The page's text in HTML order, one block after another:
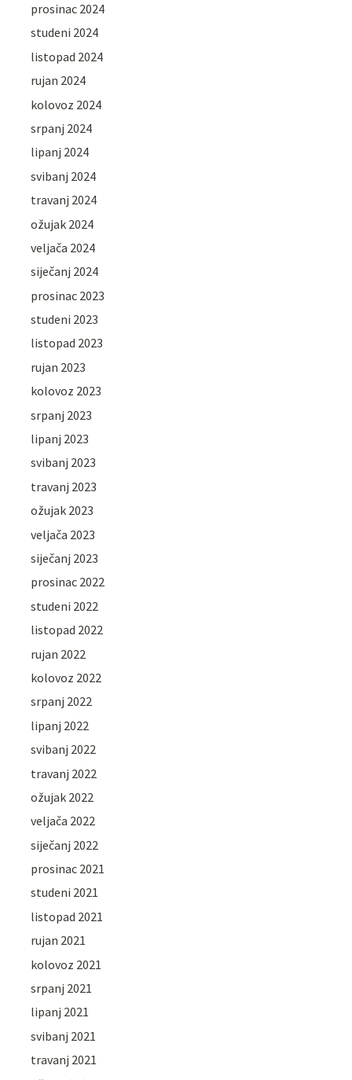
prosinac 2024
studeni 2024
listopad 2024
rujan 2024
kolovoz 2024
srpanj 2024
lipanj 2024
svibanj 2024
travanj 2024
ožujak 2024
veljača 2024
siječanj 2024
prosinac 2023
studeni 2023
listopad 2023
rujan 2023
kolovoz 2023
srpanj 2023
lipanj 2023
svibanj 2023
travanj 2023
ožujak 2023
veljača 2023
siječanj 2023
prosinac 2022
studeni 2022
listopad 2022
rujan 2022
kolovoz 2022
srpanj 2022
lipanj 2022
svibanj 2022
travanj 2022
ožujak 2022
veljača 2022
siječanj 2022
prosinac 2021
studeni 2021
listopad 2021
rujan 2021
kolovoz 2021
srpanj 2021
lipanj 2021
svibanj 2021
travanj 2021